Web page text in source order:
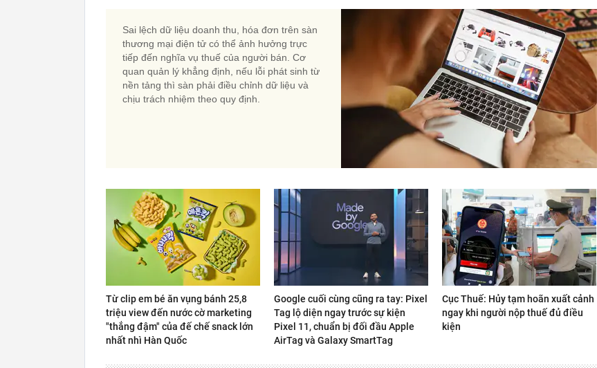
Sai lệch dữ liệu doanh thu, hóa đơn trên sàn
thương mại điện tử có thể ảnh hưởng trực
tiếp đến nghĩa vụ thuế của người bán. Cơ
quan quản lý khẳng định, nếu lỗi phát sinh từ
nền tảng thì sàn phải điều chỉnh dữ liệu và
chịu trách nhiệm theo quy định.
Từ clip em bé ăn vụng bánh 25,8
triệu view đến nước cờ marketing
"thắng đậm" của đế chế snack lớn
nhất nhì Hàn Quốc
Google cuối cùng cũng ra tay: Pixel
Tag lộ diện ngay trước sự kiện
Pixel 11, chuẩn bị đối đầu Apple
AirTag và Galaxy SmartTag
Cục Thuế: Hủy tạm hoãn xuất cảnh
ngay khi người nộp thuế đủ điều
kiện